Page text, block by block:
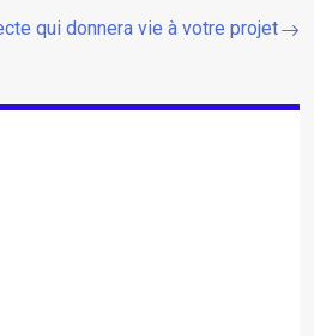
qui donnera vie à votre projet